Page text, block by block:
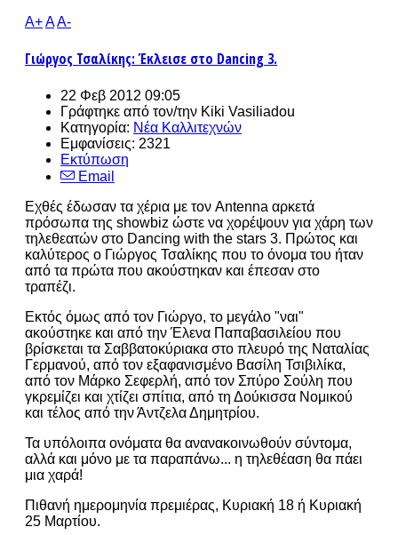
A+AA-
Γιώργος Τσαλίκης: Έκλεισε στο Dancing 3.
22 Φεβ 2012 09:05
Γράφτηκε από τον/την Kiki Vasiliadou
Κατηγορία: Νέα Καλλιτεχνών
Εμφανίσεις: 2321
Εκτύπωση
Email
Εχθές έδωσαν τα χέρια με τον Antenna αρκετά
πρόσωπα της showbiz ώστε να χορέψουν για χάρη των
τηλεθεατών στο Dancing with the stars 3. Πρώτος και
καλύτερος ο Γιώργος Τσαλίκης που το όνομα του ήταν
από τα πρώτα που ακούστηκαν και έπεσαν στο
τραπέζι.
Εκτός όμως από τον Γιώργο, το μεγάλο "ναι"
ακούστηκε και από την Έλενα Παπαβασιλείου που
βρίσκεται τα Σαββατοκύριακα στο πλευρό της Ναταλίας
Γερμανού, από τον εξαφανισμένο Βασίλη Τσιβιλίκα,
από τον Μάρκο Σεφερλή, από τον Σπύρο Σούλη που
γκρεμίζει και χτίζει σπίτια, από τη Δούκισσα Νομικού
και τέλος από την Άντζελα Δημητρίου.
Τα υπόλοιπα ονόματα θα ανανακοινωθούν σύντομα,
αλλά και μόνο με τα παραπάνω... η τηλεθέαση θα πάει
μια χαρά!
Πιθανή ημερομηνία πρεμιέρας, Κυριακή 18 ή Κυριακή
25 Μαρτίου.